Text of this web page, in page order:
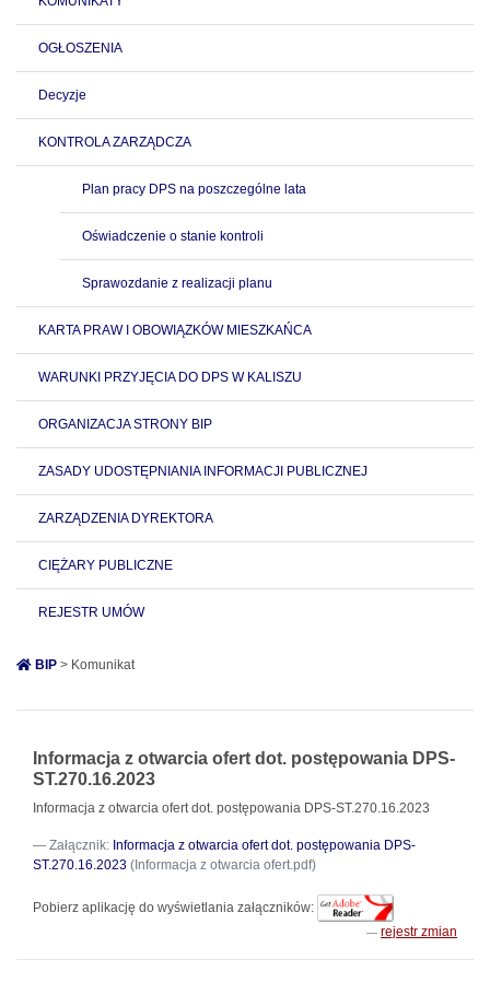
OGŁOSZENIA
Decyzje
KONTROLA ZARZĄDCZA
Plan pracy DPS na poszczególne lata
Oświadczenie o stanie kontroli
Sprawozdanie z realizacji planu
KARTA PRAW I OBOWIĄZKÓW MIESZKAŃCA
WARUNKI PRZYJĘCIA DO DPS W KALISZU
ORGANIZACJA STRONY BIP
ZASADY UDOSTĘPNIANIA INFORMACJI PUBLICZNEJ
ZARZĄDZENIA DYREKTORA
CIĘŻARY PUBLICZNE
REJESTR UMÓW
BIP > Komunikat
Informacja z otwarcia ofert dot. postępowania DPS-
ST.270.16.2023
Informacja z otwarcia ofert dot. postępowania DPS-ST.270.16.2023
Załącznik: Informacja z otwarcia ofert dot. postępowania DPS-
ST.270.16.2023 (Informacja z otwarcia ofert.pdf)
Pobierz aplikację do wyświetlania załączników:
rejestr zmian